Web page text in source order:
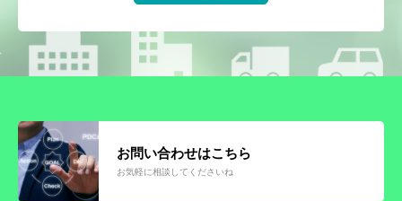
お問い合わせはこちら
お気軽に相談してくださいね